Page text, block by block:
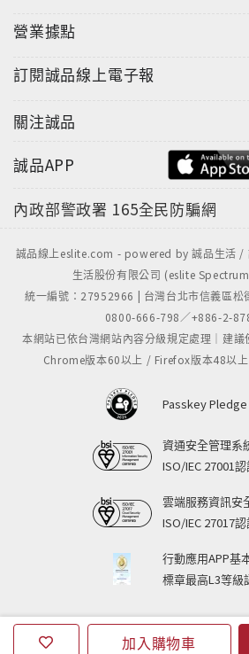
加入購物車
營業據點
訂閱誠品線上電子報
關注誠品
誠品APP
內政部警政署 165全民防騙網
誠品線上eslite.com - powered by 誠品生活 /
生活股份有限公司 (eslite
統一編號：27952966 | 台灣台北市信義區松
0800-666-798／+886-2-
本網站已依台灣網站內容分級規定處理｜建
Chrome版本60以上 / Firefox版本48以
Passkey Pledge
資通安全管理系
ISO/IEC 27001
雲端服務資訊安
ISO/IEC 27017
行動應用APP基
標章最高L3等級